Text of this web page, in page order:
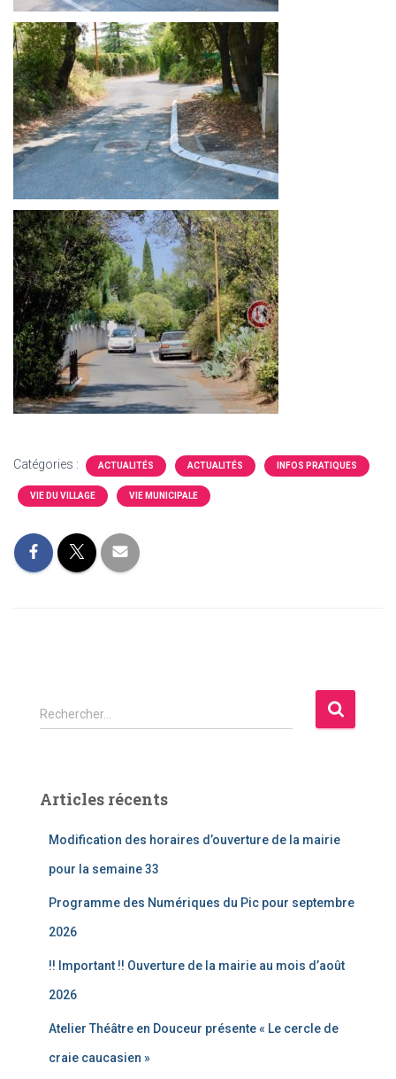
Catégories : ACTUALITÉS ACTUALITÉS INFOS PRATIQUES
VIE DU VILLAGE VIE MUNICIPALE
R
e
r
Rechercher…
Articles récents
Modification des horaires d’ouverture de la mairie
pour la semaine 33
Programme des Numériques du Pic pour septembre
2026
!! Important !! Ouverture de la mairie au mois d’août
2026
Atelier Théâtre en Douceur présente « Le cercle de
craie caucasien »